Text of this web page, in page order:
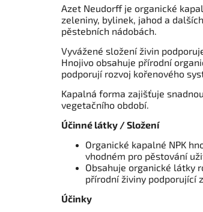
Azet Neudorff je organické
zeleniny, bylinek, jahod a
pěstebních nádobách.
Vyvážené složení živin
Hnojivo obsahuje přírodní
podporují rozvoj kořenového
Kapalná forma zajišťuje
vegetačního období.
Účinné látky / Složení
Organické kapalné NPK
vhodném pro pěstování
Obsahuje organické látky
přírodní živiny podporující
Účinky